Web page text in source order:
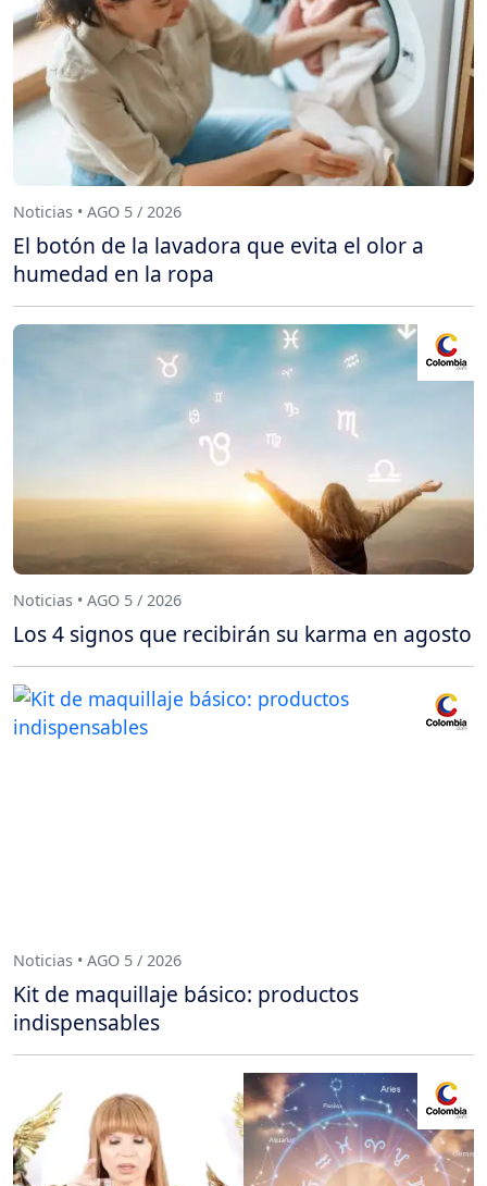
Noticias • AGO 5 / 2026
El botón de la lavadora que evita el olor a
humedad en la ropa
Noticias • AGO 5 / 2026
Los 4 signos que recibirán su karma en agosto
Noticias • AGO 5 / 2026
Kit de maquillaje básico: productos
indispensables